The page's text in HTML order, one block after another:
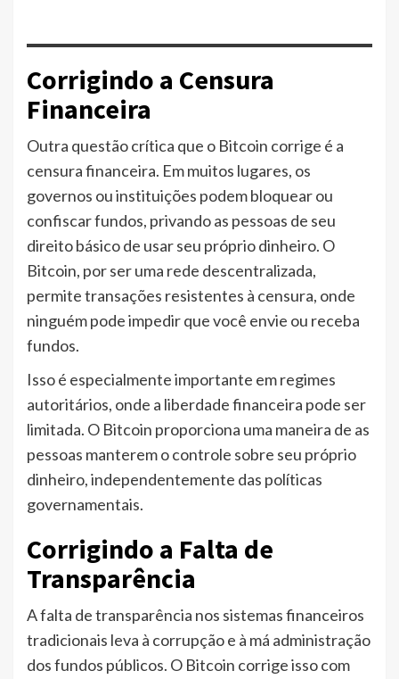
Corrigindo a Censura
Financeira
Outra questão crítica que o Bitcoin corrige é a
censura financeira. Em muitos lugares, os
governos ou instituições podem bloquear ou
confiscar fundos, privando as pessoas de seu
direito básico de usar seu próprio dinheiro. O
Bitcoin, por ser uma rede descentralizada,
permite transações resistentes à censura, onde
ninguém pode impedir que você envie ou receba
fundos.
Isso é especialmente importante em regimes
autoritários, onde a liberdade financeira pode ser
limitada. O Bitcoin proporciona uma maneira de as
pessoas manterem o controle sobre seu próprio
dinheiro, independentemente das políticas
governamentais.
Corrigindo a Falta de
Transparência
A falta de transparência nos sistemas financeiros
tradicionais leva à corrupção e à má administração
dos fundos públicos. O Bitcoin corrige isso com